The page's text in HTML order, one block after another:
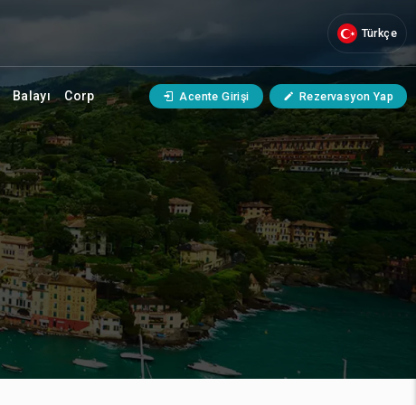
Türkçe
Balayı Corp Acente Girişi Rezervasyon Yap